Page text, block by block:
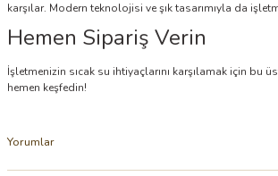
karşılar. Modern teknolojisi ve şık tasarımıyla da
Hemen Sipariş Verin
İşletmenizin sıcak su ihtiyaçlarını karşılamak için bu
hemen keşfedin!
Yorumlar